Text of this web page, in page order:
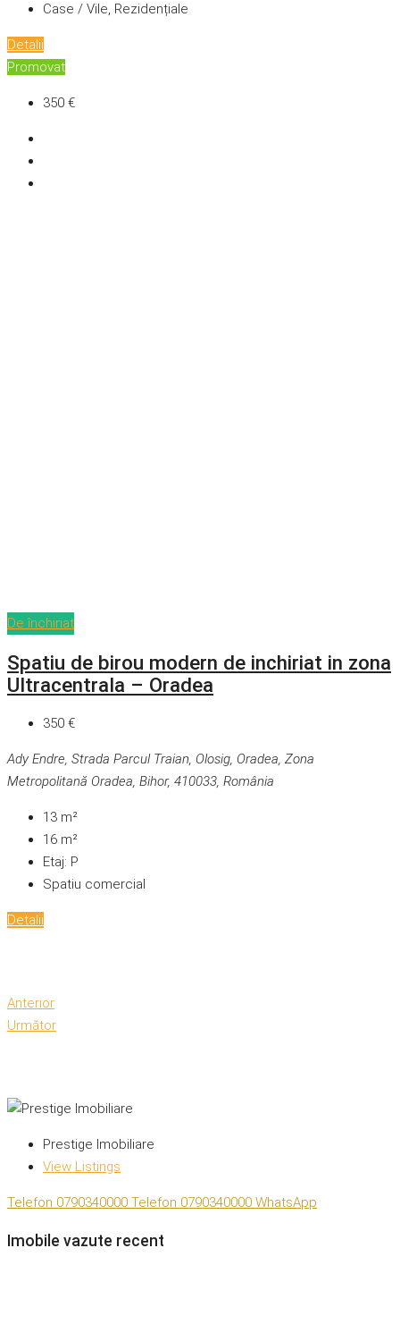
Case / Vile, Rezidențiale
Detalii
Promovat
350 €
De închiriat
Spatiu de birou modern de inchiriat in zona
Ultracentrala – Oradea
350 €
Ady Endre, Strada Parcul Traian, Olosig, Oradea, Zona
Metropolitană Oradea, Bihor, 410033, România
13 m²
16 m²
Etaj: P
Spatiu comercial
Detalii
Anterior
Următor
Prestige Imobiliare
View Listings
Telefon 0790340000 Telefon 0790340000 WhatsApp
Imobile vazute recent